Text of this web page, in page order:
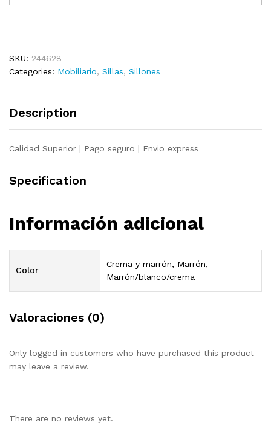
cuero
SKU: 244628
Categories: Mobiliario, Sillas, Sillones
Description
Calidad Superior | Pago seguro | Envio express
Specification
Información adicional
Color
Crema y marrón, Marrón,
Marrón/blanco/crema
Valoraciones (0)
Only logged in customers who have purchased this product
may leave a review.
There are no reviews yet.